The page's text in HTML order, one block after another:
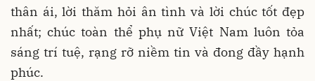
thân ái, lời thăm hỏi ân tình và lời chúc tốt đẹp
nhất; chúc toàn thể phụ nữ Việt Nam luôn tỏa
sáng trí tuệ, rạng rỡ niềm tin và đong đầy hạnh
phúc.